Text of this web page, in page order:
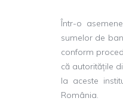
Într-o
sumelor de
conform
că autoritățile
la aceste
România.